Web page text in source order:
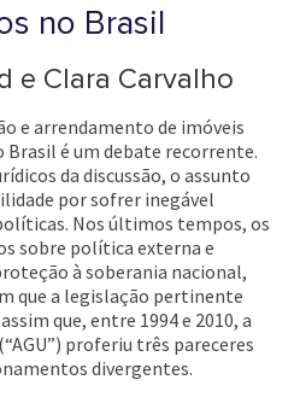
no Brasil
e Clara Carvalho
e arrendamento de imóveis
é um debate recorrente.
da discussão, o assunto
por sofrer inegável
Nos últimos tempos, os
sobre política externa e
à soberania nacional,
que a legislação pertinente
que, entre 1994 e 2010, a
proferiu três pareceres
divergentes.